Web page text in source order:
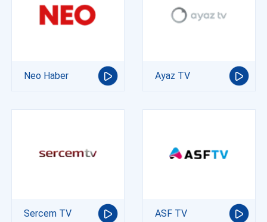
Neo Haber Ayaz TV
Sercem TV ASF TV